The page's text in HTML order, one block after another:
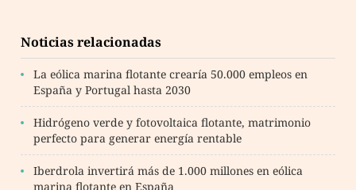
Noticias relacionadas
La eólica marina flotante crearía 50.000 empleos en
España y Portugal hasta 2030
Hidrógeno verde y fotovoltaica flotante, matrimonio
perfecto para generar energía rentable
Iberdrola invertirá más de 1.000 millones en eólica
marina flotante en España